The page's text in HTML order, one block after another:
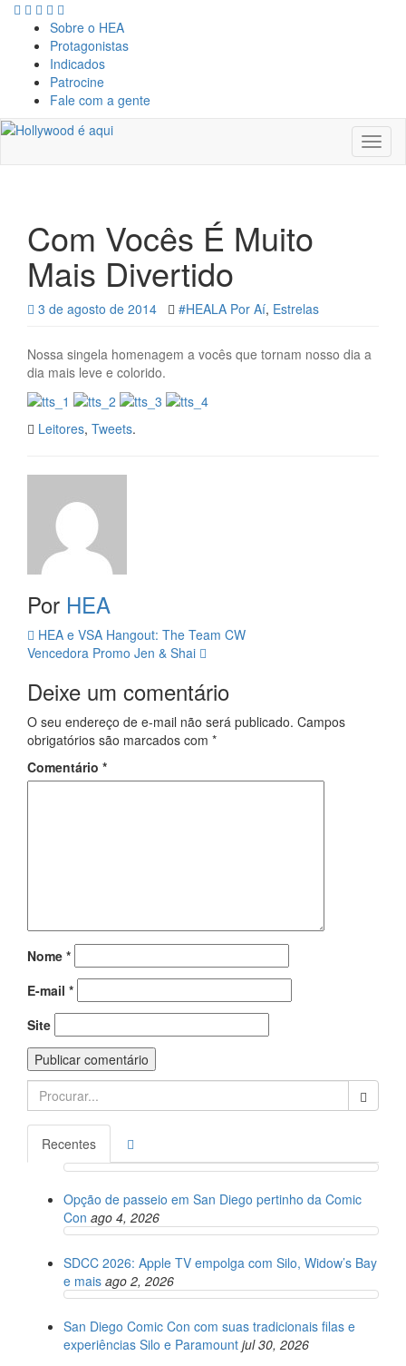
Sobre o HEA
Protagonistas
Indicados
Patrocine
Fale com a gente
Com Vocês É Muito
Mais Divertido
3 de agosto de 2014 #HEALA Por Aí, Estrelas
Nossa singela homenagem a vocês que tornam nosso dia a
dia mais leve e colorido.
Leitores, Tweets.
Por HEA
Navegação
da
Postagem
HEA e VSA Hangout: The Team CW
Vencedora Promo Jen & Shai
Deixe um comentário
O seu endereço de e-mail não será publicado. Campos
obrigatórios são marcados com *
Comentário *
Nome *
E-mail *
Site
Search
for:
Recentes
Opção de passeio em San Diego pertinho da Comic
Con ago 4, 2026
SDCC 2026: Apple TV empolga com Silo, Widow’s Bay
e mais ago 2, 2026
San Diego Comic Con com suas tradicionais filas e
experiências Silo e Paramount jul 30, 2026